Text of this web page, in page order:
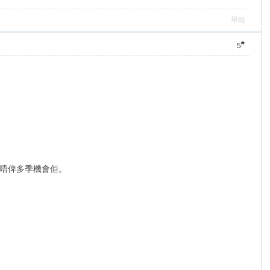
舉報
5#
俾多季機會佢。